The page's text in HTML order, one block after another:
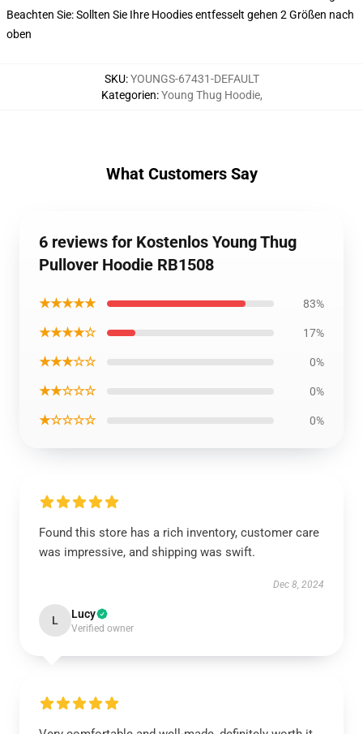
Beachten Sie: Sollten Sie Ihre Hoodies entfesselt gehen 2 Größen nach
oben
SKU:YOUNGS-67431-DEFAULT
Kategorien:Young Thug Hoodie,
What Customers Say
6 reviews for Kostenlos Young Thug
Pullover Hoodie RB1508
★★★★★ 83%
★★★★☆ 17%
★★★☆☆ 0%
★★☆☆☆ 0%
★☆☆☆☆ 0%
Found this store has a rich inventory, customer care
was impressive, and shipping was swift.
Dec 8, 2024
L Lucy
Verified owner